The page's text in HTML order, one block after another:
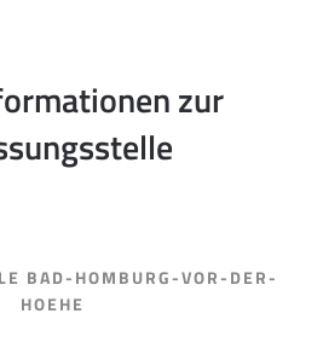
zur
BAD-HOMBURG-VOR-DER-
HOEHE